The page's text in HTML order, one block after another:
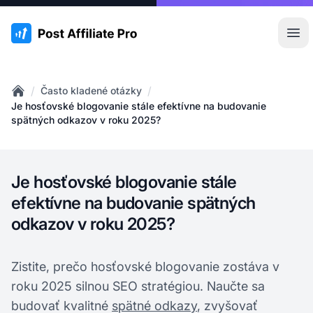
:site.title
Home
/ Často kladené otázky /
Je hosťovské blogovanie stále efektívne na budovanie
spätných odkazov v roku 2025?
Je hosťovské blogovanie stále
efektívne na budovanie spätných
odkazov v roku 2025?
Zistite, prečo hosťovské blogovanie zostáva v
roku 2025 silnou SEO stratégiou. Naučte sa
budovať kvalitné spätné odkazy, zvyšovať